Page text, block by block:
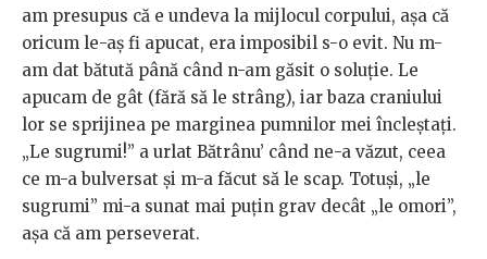
am presupus că e undeva la mijlocul corpului, așa că
oricum le-aș fi apucat, era imposibil s-o evit. Nu m-
am dat bătută până când n-am găsit o soluție. Le
apucam de gât (fără să le strâng), iar baza craniului
lor se sprijinea pe marginea pumnilor mei încleștați.
„Le sugrumi!” a urlat Bătrânu’ când ne-a văzut, ceea
ce m-a bulversat și m-a făcut să le scap. Totuși, „le
sugrumi” mi-a sunat mai puțin grav decât „le omori”,
așa că am perseverat.